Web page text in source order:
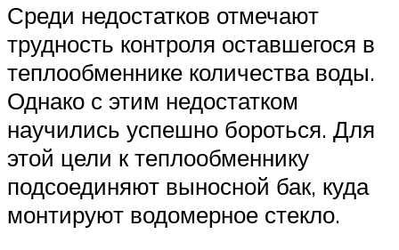
Среди недостатков отмечают
трудность контроля оставшегося в
теплообменнике количества воды.
Однако с этим недостатком
научились успешно бороться. Для
этой цели к теплообменнику
подсоединяют выносной бак, куда
монтируют водомерное стекло.